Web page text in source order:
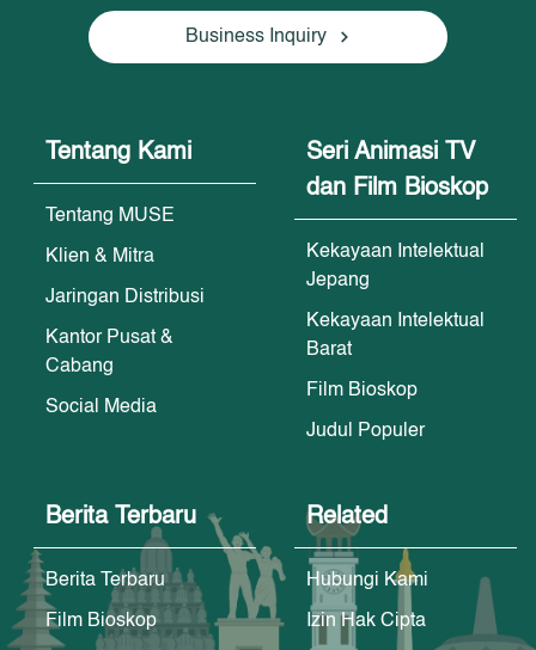
Business Inquiry
Tentang Kami
Tentang MUSE
Klien & Mitra
Jaringan Distribusi
Kantor Pusat &
Cabang
Social Media
Seri Animasi TV
dan Film Bioskop
Kekayaan Intelektual
Jepang
Kekayaan Intelektual
Barat
Film Bioskop
Judul Populer
Berita Terbaru
Berita Terbaru
Film Bioskop
Related
Hubungi Kami
Izin Hak Cipta